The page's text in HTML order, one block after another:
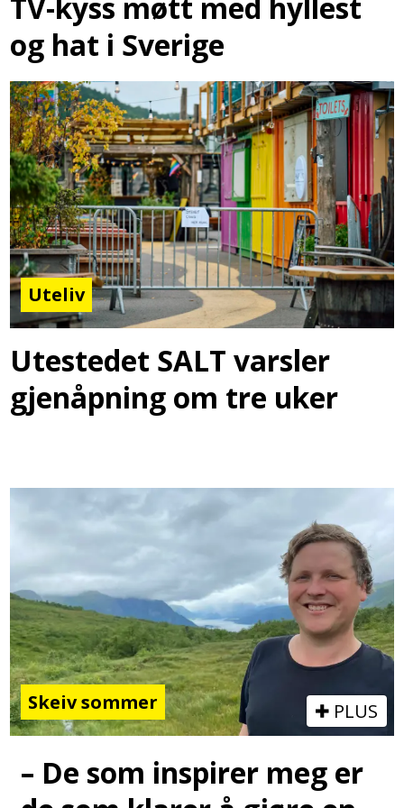
og hat i Sverige
Uteliv
Utestedet SALT varsler
gjenåpning om tre uker
Skeiv sommer PLUS
– De som inspirer meg er